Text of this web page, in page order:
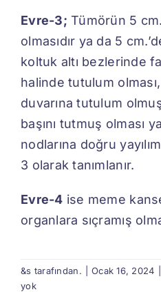
Evre-3; Tümörün 5
olmasıdır ya da 5
koltuk altı bezlerinde
halinde tutulum
duvarına tutulum
başını tutmuş olması
nodlarına doğru
3 olarak tanımlanır.
Evre-4 ise meme
organlara sıçramış
&s tarafından. Ocak 16, 2024
yok